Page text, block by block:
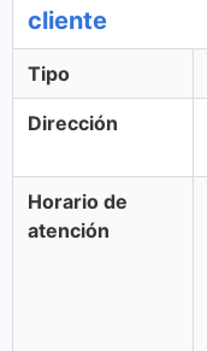
cliente
Tipo
Dirección
Horario de
atención